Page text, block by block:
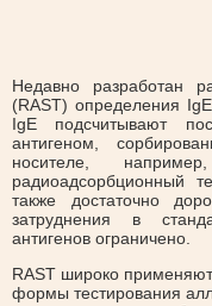
Недавно разработан
(RAST) определения
IgE подсчитывают
антигеном,
носителе,
радиоадсорбционный
также достаточно
затруднения в
антигенов ограничено.
RAST широко
формы тестирования